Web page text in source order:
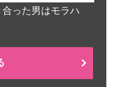
った男はモラハ